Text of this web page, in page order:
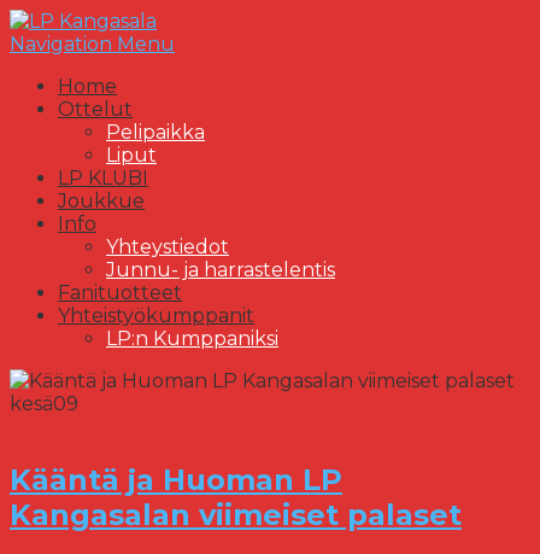
Navigation Menu
Home
Ottelut
Pelipaikka
Liput
LP KLUBI
Joukkue
Info
Yhteystiedot
Junnu- ja harrastelentis
Fanituotteet
Yhteistyökumppanit
LP:n Kumppaniksi
kesä09
Kääntä ja Huoman LP
Kangasalan viimeiset palaset